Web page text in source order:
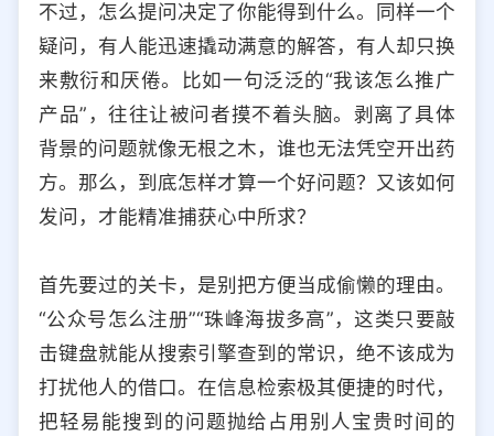
不过，怎么提问决定了你能得到什么。同样一个
疑问，有人能迅速撬动满意的解答，有人却只换
来敷衍和厌倦。比如一句泛泛的“我该怎么推广
产品”，往往让被问者摸不着头脑。剥离了具体
背景的问题就像无根之木，谁也无法凭空开出药
方。那么，到底怎样才算一个好问题？又该如何
发问，才能精准捕获心中所求？
首先要过的关卡，是别把方便当成偷懒的理由。
“公众号怎么注册”“珠峰海拔多高”，这类只要敲
击键盘就能从搜索引擎查到的常识，绝不该成为
打扰他人的借口。在信息检索极其便捷的时代，
把轻易能搜到的问题抛给占用别人宝贵时间的